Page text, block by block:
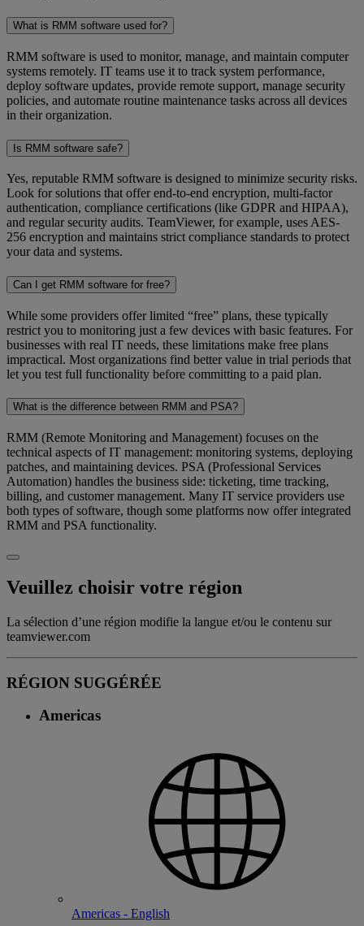
What is RMM software used for?
RMM software is used to monitor, manage, and maintain computer
systems remotely. IT teams use it to track system performance,
deploy software updates, provide remote support, manage security
policies, and automate routine maintenance tasks across all devices
in their organization.
Is RMM software safe?
Yes, reputable RMM software is designed to minimize security risks.
Look for solutions that offer end-to-end encryption, multi-factor
authentication, compliance certifications (like GDPR and HIPAA),
and regular security audits. TeamViewer, for example, uses AES-
256 encryption and maintains strict compliance standards to protect
your data and systems.
Can I get RMM software for free?
While some providers offer limited “free” plans, these typically
restrict you to monitoring just a few devices with basic features. For
businesses with real IT needs, these limitations make free plans
impractical. Most organizations find better value in trial periods that
let you test full functionality before committing to a paid plan.
What is the difference between RMM and PSA?
RMM (Remote Monitoring and Management) focuses on the
technical aspects of IT management: monitoring systems, deploying
patches, and maintaining devices. PSA (Professional Services
Automation) handles the business side: ticketing, time tracking,
billing, and customer management. Many IT service providers use
both types of software, though some platforms now offer integrated
RMM and PSA functionality.
Veuillez choisir votre région
La sélection d’une région modifie la langue et/ou le contenu sur
teamviewer.com
RÉGION SUGGÉRÉE
Americas
Americas - English